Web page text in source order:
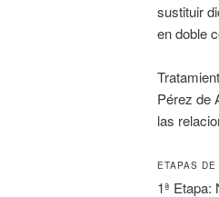
sustituir
en doble
Pérez de
las
ETAPAS
1ª Etapa: